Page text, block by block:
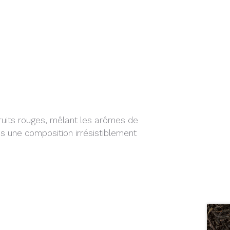
rouges, mêlant les arômes de
une composition irrésistiblement